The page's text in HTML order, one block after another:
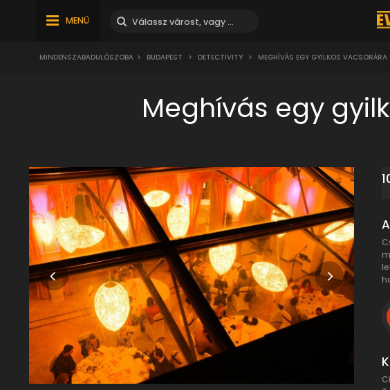
MENÜ
MINDENSZABADULÓSZOBA > BUDAPEST > DETECTIVITY > MEGHÍVÁS EGY GYILKOS VACSORÁRA
Meghívás egy